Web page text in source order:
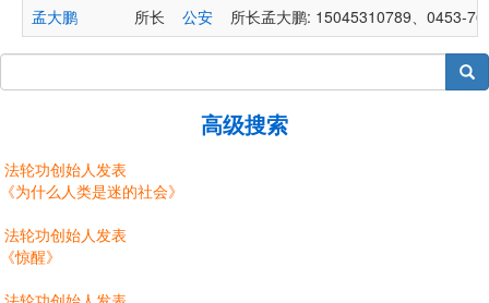
孟大鹏
所长 公安 所长孟大鹏: 15045310789、0453-
搜索
高级搜索
法轮功创始人发表
《为什么人类是迷的社会》
法轮功创始人发表
《惊醒》